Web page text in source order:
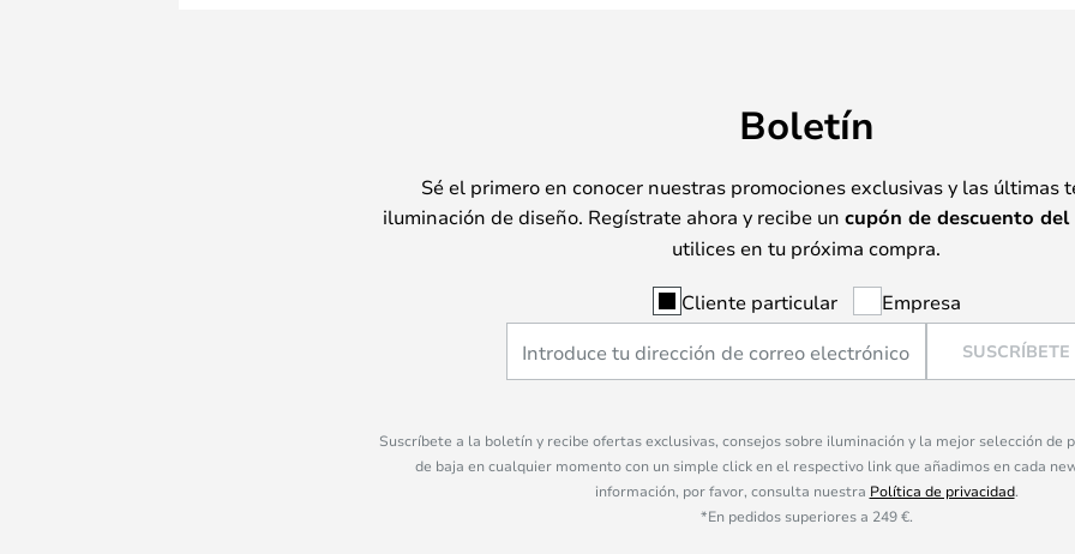
Boletín
Sé el primero en conocer nuestras promociones exclusivas y las últimas
iluminación de diseño. Regístrate ahora y recibe un cupón de descuento del
utilices en tu próxima compra.
Cliente particular Empresa
SUSCRÍBETE
Suscríbete a la boletín y recibe ofertas exclusivas, consejos sobre iluminación y la mejor selección de
de baja en cualquier momento con un simple click en el respectivo link que añadimos en cada
información, por favor, consulta nuestra Política de privacidad.
*En pedidos superiores a 249 €.